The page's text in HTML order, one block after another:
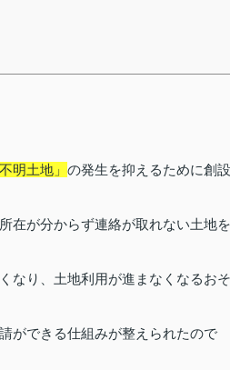
明土地」 の発生を抑えるために創設
在が分からず連絡が取れない土地を
なり、土地利用が進まなくなるおそ
ができる仕組みが整えられたので